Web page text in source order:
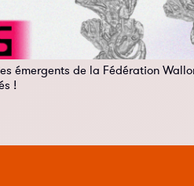
émergents de la Fédération
!